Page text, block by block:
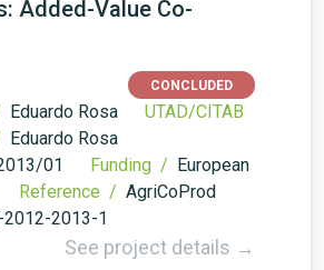
Added-Value Co-
CONCLUDED
Eduardo Rosa
UTAD/CITAB
Eduardo Rosa
01 Funding / European
Reference / AgriCoProd
2012-2013-1
See project details →